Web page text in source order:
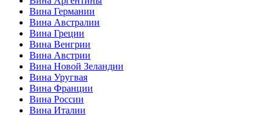
Вина Германии
Вина Австралии
Вина Греции
Вина Венгрии
Вина Австрии
Вина Новой Зеландии
Вина Уругвая
Вина Франции
Вина России
Вина Италии